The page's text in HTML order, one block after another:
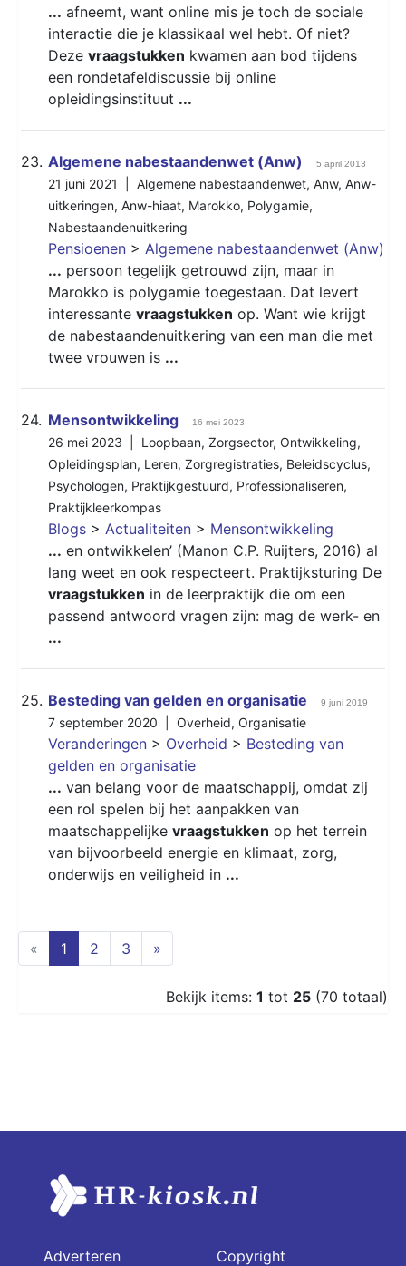
... afneemt, want online mis je toch de sociale
interactie die je klassikaal wel hebt. Of niet?
Deze vraagstukken kwamen aan bod tijdens
een rondetafeldiscussie bij online
opleidingsinstituut ...
23. Algemene nabestaandenwet (Anw) 5 april 2013
21 juni 2021 | Algemene nabestaandenwet, Anw, Anw-
uitkeringen, Anw-hiaat, Marokko, Polygamie,
Nabestaandenuitkering
Pensioenen > Algemene nabestaandenwet (Anw)
... persoon tegelijk getrouwd zijn, maar in
Marokko is polygamie toegestaan. Dat levert
interessante vraagstukken op. Want wie krijgt
de nabestaandenuitkering van een man die met
twee vrouwen is ...
24. Mensontwikkeling 16 mei 2023
26 mei 2023 | Loopbaan, Zorgsector, Ontwikkeling,
Opleidingsplan, Leren, Zorgregistraties, Beleidscyclus,
Psychologen, Praktijkgestuurd, Professionaliseren,
Praktijkleerkompas
Blogs > Actualiteiten > Mensontwikkeling
... en ontwikkelen’ (Manon C.P. Ruijters, 2016) al
lang weet en ook respecteert. Praktijksturing De
vraagstukken in de leerpraktijk die om een
passend antwoord vragen zijn: mag de werk- en
...
25. Besteding van gelden en organisatie 9 juni 2019
7 september 2020 | Overheid, Organisatie
Veranderingen > Overheid > Besteding van
gelden en organisatie
... van belang voor de maatschappij, omdat zij
een rol spelen bij het aanpakken van
maatschappelijke vraagstukken op het terrein
van bijvoorbeeld energie en klimaat, zorg,
onderwijs en veiligheid in ...
« 1 (current)
2 3 »
Bekijk items: 1 tot 25 (70 totaal)
Adverteren Copyright